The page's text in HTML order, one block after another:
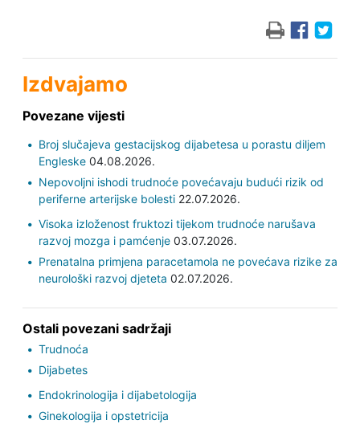
Izdvajamo
Povezane vijesti
Broj slučajeva gestacijskog dijabetesa u porastu diljem
Engleske04.08.2026.
Nepovoljni ishodi trudnoće povećavaju budući rizik od
periferne arterijske bolesti22.07.2026.
Visoka izloženost fruktozi tijekom trudnoće narušava
razvoj mozga i pamćenje03.07.2026.
Prenatalna primjena paracetamola ne povećava rizike za
neurološki razvoj djeteta 02.07.2026.
Ostali povezani sadržaji
Trudnoća
Dijabetes
Endokrinologija i dijabetologija
Ginekologija i opstetricija